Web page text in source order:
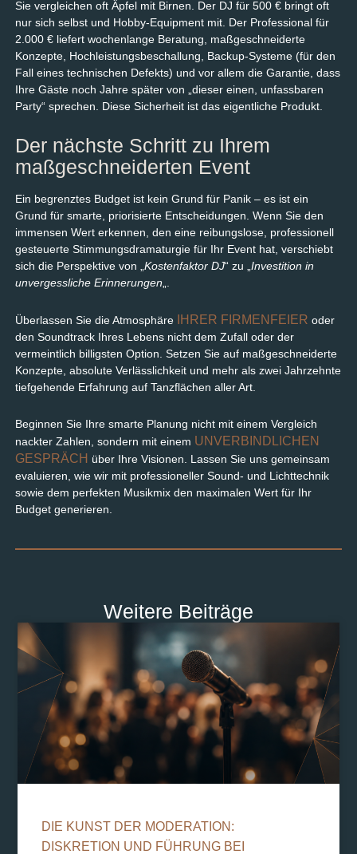
Sie vergleichen oft Äpfel mit Birnen. Der DJ für 500 € bringt oft
nur sich selbst und Hobby-Equipment mit. Der Professional für
2.000 € liefert wochenlange Beratung, maßgeschneiderte
Konzepte, Hochleistungsbeschallung, Backup-Systeme (für den
Fall eines technischen Defekts) und vor allem die Garantie, dass
Ihre Gäste noch Jahre später von „dieser einen, unfassbaren
Party“ sprechen. Diese Sicherheit ist das eigentliche Produkt.
Der nächste Schritt zu Ihrem
maßgeschneiderten Event
Ein begrenztes Budget ist kein Grund für Panik – es ist ein
Grund für smarte, priorisierte Entscheidungen. Wenn Sie den
immensen Wert erkennen, den eine reibungslose, professionell
gesteuerte Stimmungsdramaturgie für Ihr Event hat, verschiebt
sich die Perspektive von „ Kostenfaktor DJ“ zu „ Investition in
unvergessliche Erinnerungen
Überlassen Sie die Atmosphäre IHRER FIRMENFEIER oder
den Soundtrack Ihres Lebens nicht dem Zufall oder der
vermeintlich billigsten Option. Setzen Sie auf maßgeschneiderte
Konzepte, absolute Verlässlichkeit und mehr als zwei Jahrzehnte
tiefgehende Erfahrung auf Tanzflächen aller Art.
Beginnen Sie Ihre smarte Planung nicht mit einem Vergleich
nackter Zahlen, sondern mit einem UNVERBINDLICHEN
GESPRÄCH über Ihre Visionen. Lassen Sie uns gemeinsam
evaluieren, wie wir mit professioneller Sound- und Lichttechnik
sowie dem perfekten Musikmix den maximalen Wert für Ihr
Budget generieren.
Weitere Beiträge
DIE KUNST DER MODERATION:
DISKRETION UND FÜHRUNG BEI